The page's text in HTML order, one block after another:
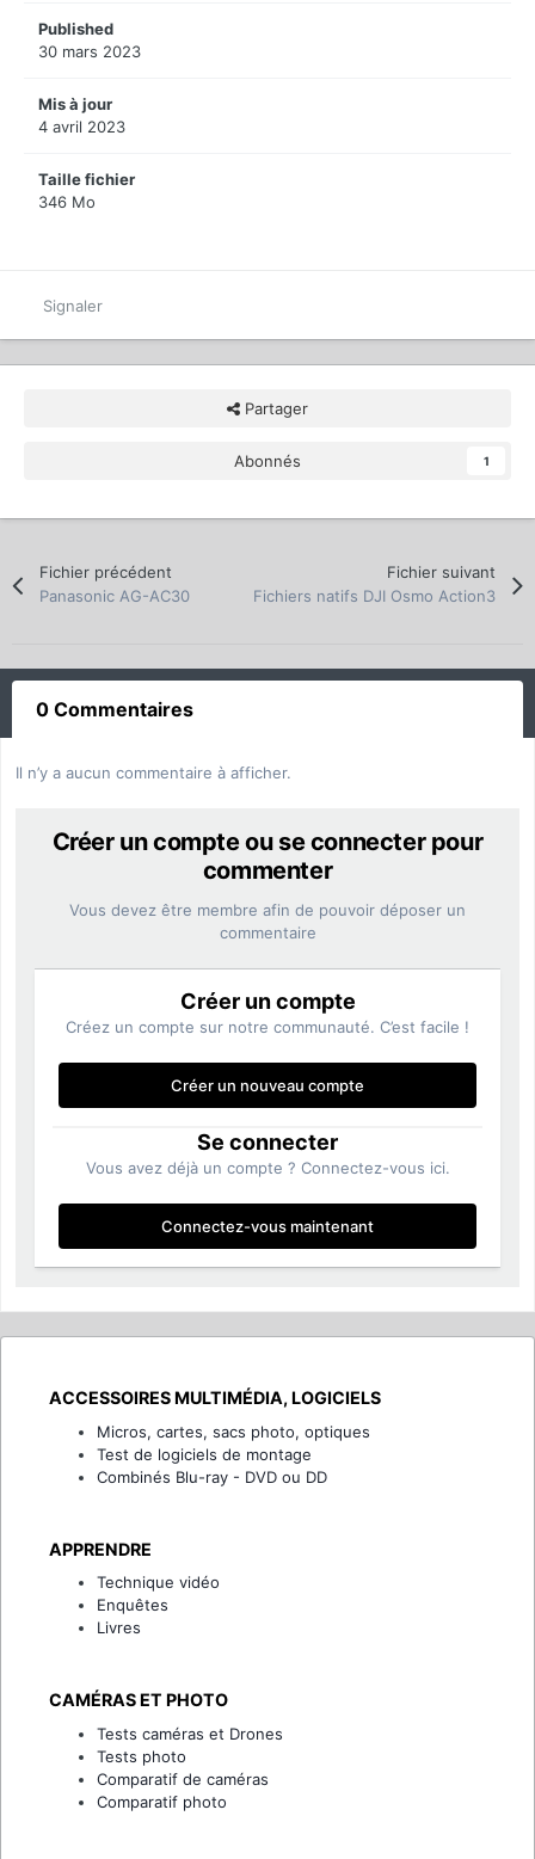
Published
30 mars 2023
Mis à jour
4 avril 2023
Taille fichier
346 Mo
Signaler
Partager
Abonnés 1
Fichier précédent
Panasonic AG-AC30
Fichier suivant
Fichiers natifs DJI Osmo Action3
0 Commentaires
Il n’y a aucun commentaire à afficher.
Créer un compte ou se connecter pour
commenter
Vous devez être membre afin de pouvoir déposer un
commentaire
Créer un compte
Créez un compte sur notre communauté. C’est facile !
Créer un nouveau compte
Se connecter
Vous avez déjà un compte ? Connectez-vous ici.
Connectez-vous maintenant
ACCESSOIRES MULTIMÉDIA, LOGICIELS
Micros, cartes, sacs photo, optiques
Test de logiciels de montage
Combinés Blu-ray - DVD ou DD
APPRENDRE
Technique vidéo
Enquêtes
Livres
CAMÉRAS ET PHOTO
Tests caméras et Drones
Tests photo
Comparatif de caméras
Comparatif photo